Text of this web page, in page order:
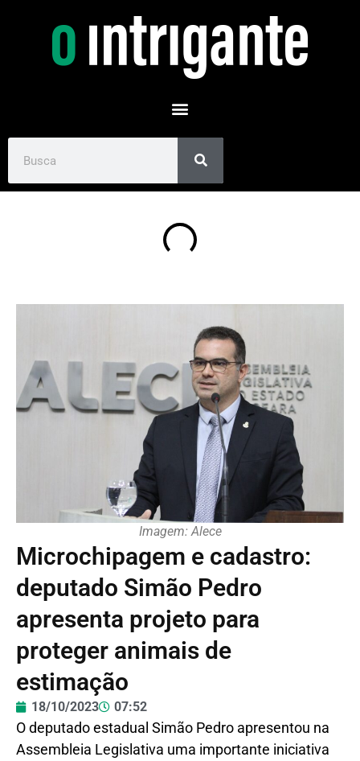
Imagem: Alece
Microchipagem e cadastro:
deputado Simão Pedro
apresenta projeto para
proteger animais de
estimação
18/10/2023 07:52
O deputado estadual Simão Pedro apresentou na
Assembleia Legislativa uma importante iniciativa